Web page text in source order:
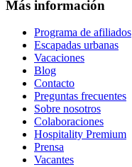
Más información
Programa de afiliados
Escapadas urbanas
Vacaciones
Blog
Contacto
Preguntas frecuentes
Sobre nosotros
Colaboraciones
Hospitality Premium
Prensa
Vacantes